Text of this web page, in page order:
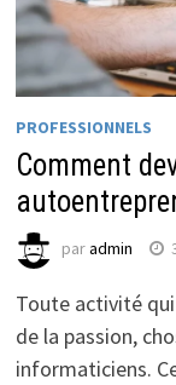
PROFESSIONNELS
Comment
paradmin
Toute activité
de la passion,
informaticiens.